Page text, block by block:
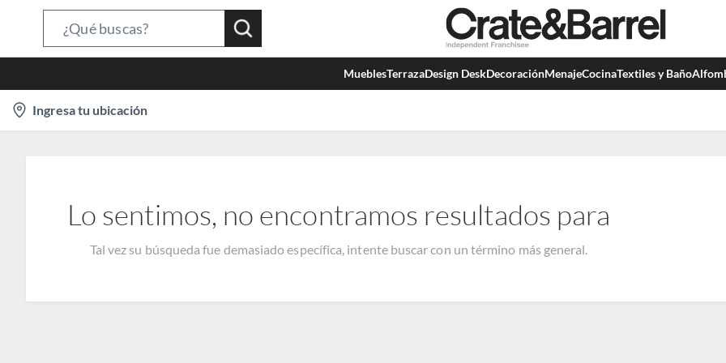
Bar
MueblesTerrazaDesign DeskDecoraciónMenajeCocinaTextiles y Baño
location-
icon
Ingresa tu ubicación
Lo sentimos, no encontramos resultados para
Tal vez su búsqueda fue demasiado específica, intente buscar con un término más general.